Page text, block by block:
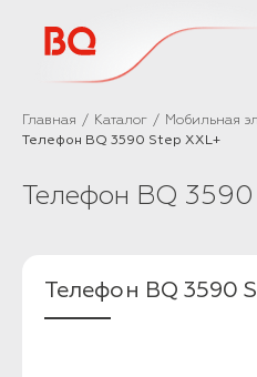
Главная Каталог Мобильная
Телефон BQ 3590 Step XXL+
Телефон BQ
Телефон BQ 3590